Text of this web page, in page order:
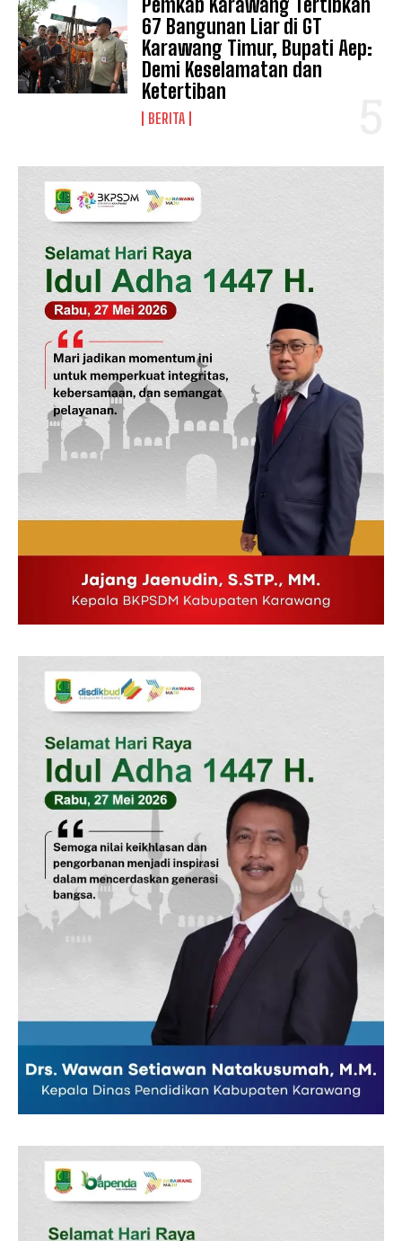
News Week
Magazine PRO
SUBSCRIBE NOW
Company
Disclaimer
Kontak Kami
Redaksi
Pedoman Media Siber
Tentang Kami
67 Bangunan Liar di GT
Karawang Timur, Bupati Aep:
Demi Keselamatan dan
Ketertiban
BERITA